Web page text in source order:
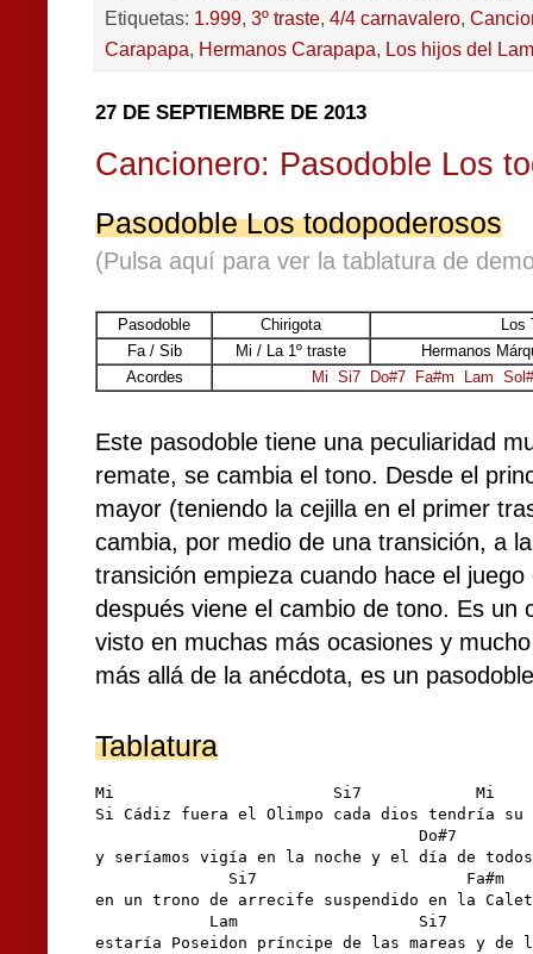
Etiquetas: 1.999, 3º traste, 4/4 carnavalero,
Carapapa, Hermanos Carapapa, Los hijos del
27 DE SEPTIEMBRE DE 2013
Cancionero: Pasodoble Los
Pasodoble Los todopoderosos
(Pulsa aquí para ver la tablatura de
Pasodoble Chirigota
Fa / Sib
Mi / La 1º traste
Hermanos
Acordes
Mi Si7 Do#7 Fa#m Lam
Este pasodoble tiene una peculiaridad
remate, se cambia el tono. Desde el
mayor (teniendo la cejilla en el primer
cambia, por medio de una transición, a
transición empieza cuando hace el
después viene el cambio de tono. Es un
visto en muchas más ocasiones y
más allá de la anécdota, es un
Tablatura
Mi                       Si7            Mi
Si Cádiz fuera el Olimpo cada dios tendría
Do#7
y seríamos vigía en la noche y el día de
              Si7                      Fa#m
en un trono de arrecife suspendido en la
Lam                   Si7
estaría Poseidon príncipe de las mareas y de